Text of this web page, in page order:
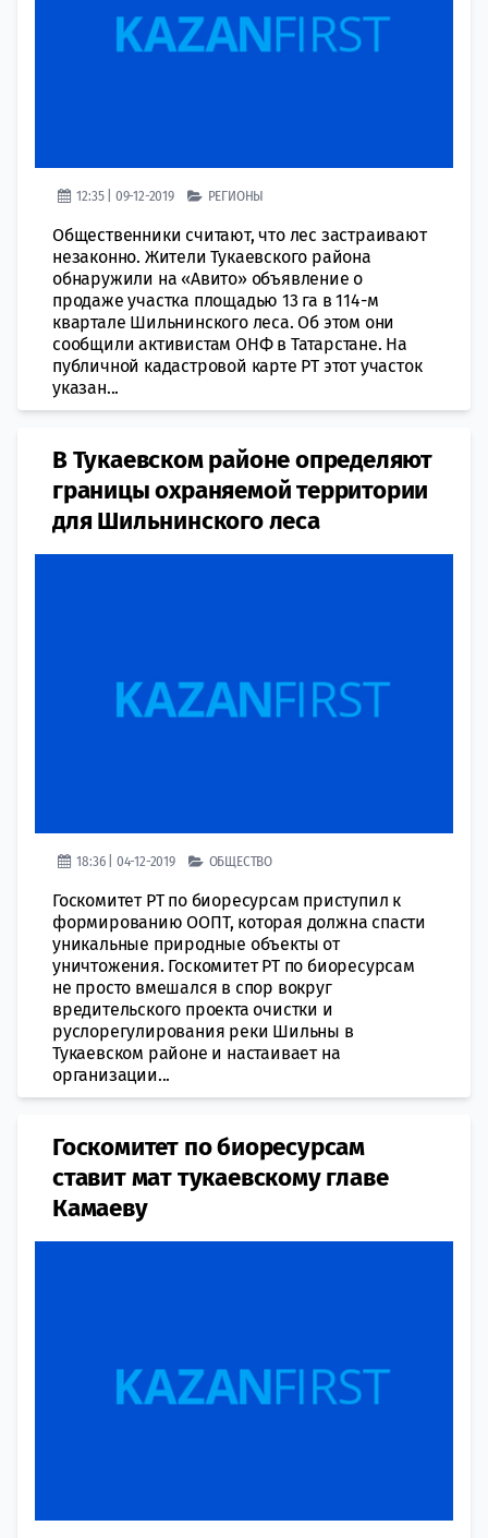
12:35 | 09-12-2019 РЕГИОНЫ
Общественники считают, что лес застраивают
незаконно. Жители Тукаевского района
обнаружили на «Авито» объявление о
продаже участка площадью 13 га в 114-м
квартале Шильнинского леса. Об этом они
сообщили активистам ОНФ в Татарстане. На
публичной кадастровой карте РТ этот участок
указан...
В Тукаевском районе определяют
границы охраняемой территории
для Шильнинского леса
18:36 | 04-12-2019 ОБЩЕСТВО
Госкомитет РТ по биоресурсам приступил к
формированию ООПТ, которая должна спасти
уникальные природные объекты от
уничтожения. Госкомитет РТ по биоресурсам
не просто вмешался в спор вокруг
вредительского проекта очистки и
руслорегулирования реки Шильны в
Тукаевском районе и настаивает на
организации...
Госкомитет по биоресурсам
ставит мат тукаевскому главе
Камаеву